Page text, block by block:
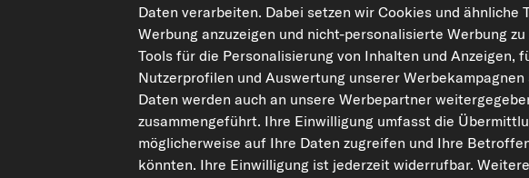
Mehr von kfzteile24
Corporate Website
Hilfe & Support
Kontakt
FAQs
Zahlung
Versandinfo
Retouren & Garantie
Daten verarbeiten. Dabei setzen wir Cookies und ähnliche
Werbung anzuzeigen und nicht-personalisierte Werbung
Tools für die Personalisierung von Inhalten und Anzeigen,
Nutzerprofilen und Auswertung unserer
Daten werden auch an unsere Werbepartner
zusammengeführt. Ihre Einwilligung umfasst die
möglicherweise auf Ihre Daten zugreifen und Ihre
könnten. Ihre Einwilligung ist jederzeit widerrufbar.